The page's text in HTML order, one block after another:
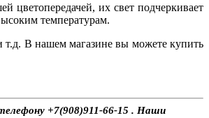
цветопередачей, их свет подчеркивает
температурам.
т.д. В нашем магазине вы можете купить
+7(908)911-66-15 . Наши